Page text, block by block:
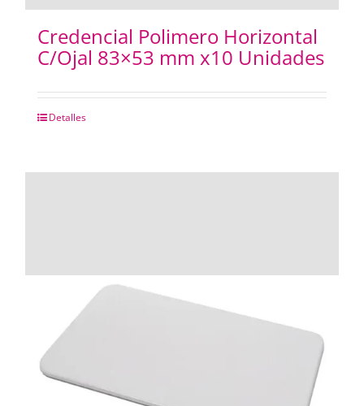
Credencial Polimero Horizontal
C/Ojal 83×53 mm x10 Unidades
Detalles